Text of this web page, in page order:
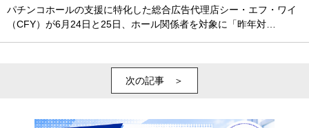
パチンコホールの支援に特化した総合広告代理店シー・エフ・ワイ
（CFY）が6月24日と25日、ホール関係者を対象に「昨年対…
次の記事 ＞